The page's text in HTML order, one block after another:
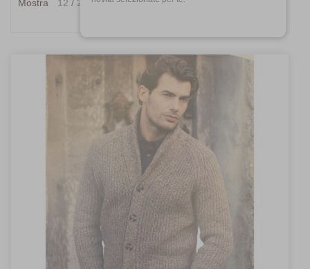
Mostra 12 24 36